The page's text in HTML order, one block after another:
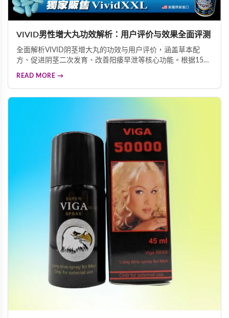
VIVID男性增大丸功效解析：用户评价与效果全面评测
全面解析VIVID阴茎增大丸的功效与用户评价，涵盖草本配
方、促进阴茎二次发育、改善阳痿早泄等核心功能。根据15城
READ MORE →